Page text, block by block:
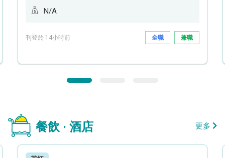
N/A
刊登於 14小時前 全職 兼職
餐飲 · 酒店 更多